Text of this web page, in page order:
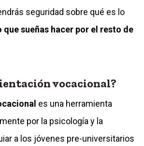
seguridad sobre qué es lo
que sueñas hacer por el resto de
vocacional?
es una herramienta
por la psicología y la
a los jóvenes pre-universitarios